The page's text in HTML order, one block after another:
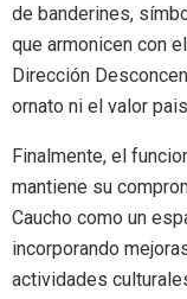
de banderines,
que armonicen con
Dirección
ornato ni el valor
Finalmente, el
mantiene su
Caucho como un
incorporando
actividades